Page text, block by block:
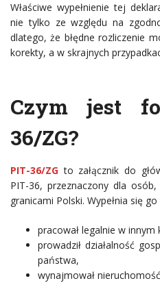
Właściwe wypełnienie tej
nie tylko ze względu na
dlatego, że błędne rozliczenie
korekty, a w skrajnych
Czym jest
36/ZG?
PIT-36/ZG to załącznik do
PIT-36, przeznaczony dla
granicami Polski. Wypełnia się
pracował legalnie w innym
prowadził działalność
państwa,
wynajmował